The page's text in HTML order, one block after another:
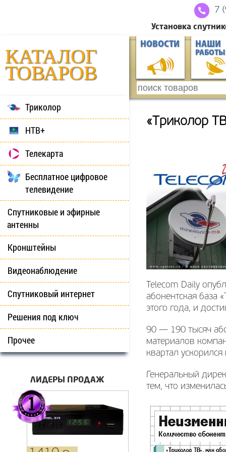
7
Установка
КАТАЛОГ
ТОВАРОВ
НОВОСТИ НАШИ
РАБОТЫ
Триколор
НТВ+
Телекарта
Бесплатное цифровое
телевидение
Спутниковые и эфирные
антенны
Кронштейны
Видеонаблюдение
Спутниковый интернет
Решения под ключ
Прочее
ЛИДЕРЫ ПРОДАЖ
«Триколор
Telecom Daily
абонентская база
этого года, и
90 — 190 тысяч
материалов
квартал
Генеральный
тем, что